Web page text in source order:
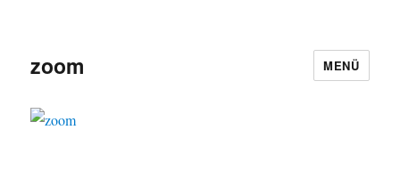
zoom MENÜ